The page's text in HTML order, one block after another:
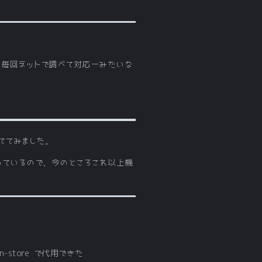
回ネットで調べて対応ーみたいな
みました。
いるので、今のところこれ以上機
store で代用できた